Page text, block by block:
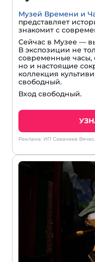
Музей Времени и
представляет
знакомит с
Сейчас в Музее —
В экспозиции не
современные часы,
но и настоящие
коллекция
свободный.
Вход свободный.
Реклама: ИП Саванеев